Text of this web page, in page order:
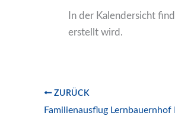
In der Kalendersicht
erstellt wird.
ZURÜCK
Familienausflug Lernbauernhof